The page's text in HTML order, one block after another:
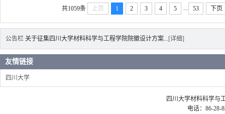
共1059条 上页 1 2 3 4 5 53 下页
公告栏 关于征集四川大学材料科学与工程学院院徽设计方案... [详细]
友情链接
四川大学
四川大学材料科学与
电话：86-28-